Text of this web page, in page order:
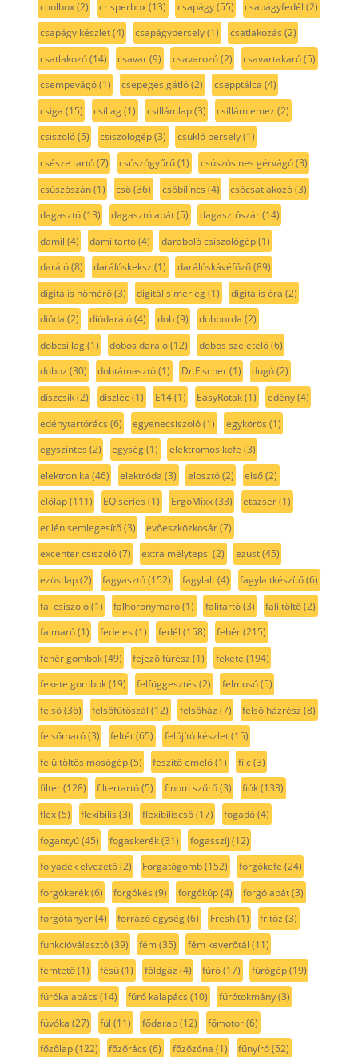
coolbox(2) crisperbox(13) csapágy(55) csapágyfedél (2)
csapágy készlet(4) csapágypersely(1) csatlakozás (2)
csatlakozó(14) csavar(9) csavarozó(2) csavartakaró(5)
csempevágó(1) csepegés gátló(2) csepptálca (4)
csiga (15) csillag(1) csillámlap(3) csillámlemez (2)
csiszoló(5) csiszológép(3) csukló persely(1)
csésze tartó(7) csúszógyűrű(1) csúszósines gérvágó(3)
csúszószán(1) cső(36) csőbilincs (4) csőcsatlakozó(3)
dagasztó(13) dagasztólapát(5) dagasztószár(14)
damil (4) damiltartó(4) daraboló csiszológép(1)
daráló(8) darálóskeksz (1) darálóskávéfőző(89)
digitális hőmérő(3) digitális mérleg(1) digitális óra (2)
dióda (2) diódaráló(4) dob(9) dobborda (2)
dobcsillag(1) dobos daráló(12) dobos szeletelő(6)
doboz (30) dobtámasztó(1) Dr.Fischer(1) dugó(2)
díszcsík(2) díszléc(1) E14(1) EasyRotak(1) edény(4)
edénytartórács (6) egyenecsiszoló(1) egykörös (1)
egyszintes (2) egység(1) elektromos kefe (3)
elektronika (46) elektróda (3) elosztó(2) első(2)
előlap(111) EQ series (1) ErgoMixx(33) etazser(1)
etilén semlegesítő(3) evőeszközkosár(7)
excenter csiszoló(7) extra mélytepsi (2) ezüst(45)
ezüstlap(2) fagyasztó(152) fagylalt(4) fagylaltkészítő(6)
fal csiszoló(1) falhoronymaró(1) falitartó(3) fali töltő(2)
falmaró(1) fedeles (1) fedél (158) fehér(215)
fehér gombok(49) fejező fűrész (1) fekete (194)
fekete gombok(19) felfüggesztés (2) felmosó(5)
felső(36) felsőfűtőszál (12) felsőház (7) felső házrész (8)
felsőmaró(3) feltét(65) felújító készlet(15)
felültöltős mosógép(5) feszítő emelő(1) filc(3)
filter(128) filtertartó(5) finom szűrő(3) fiók(133)
flex(5) flexibilis (3) flexibiliscső(17) fogadó(4)
fogantyú(45) fogaskerék(31) fogasszíj (12)
folyadék elvezető(2) Forgatógomb(152) forgókefe (24)
forgókerék(6) forgókés (9) forgókúp(4) forgólapát(3)
forgótányér(4) forrázó egység(6) Fresh(1) fritőz (3)
funkcióválasztó(39) fém(35) fém keverőtál (11)
fémtető(1) fésű(1) földgáz (4) fúró(17) fúrógép(19)
fúrókalapács (14) fúró kalapács (10) fúrótokmány(3)
fúvóka (27) fül (11) fődarab(12) főmotor(6)
főzőlap(122) főzőrács (6) főzőzóna (1) fűnyíró(52)